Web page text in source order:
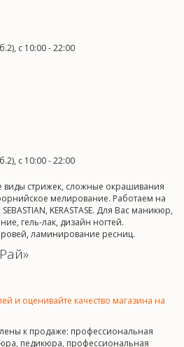
c 10:00 - 22:00
c 10:00 - 22:00
виды стрижек, сложные окрашивания
мелирование. Работаем на
SEBASTIAN, KERASTASE. Для Вас маникюр,
гель-лак, дизайн ногтей.
ламинирование ресниц.
к продаже: профессиональная
педикюра, профессиональная